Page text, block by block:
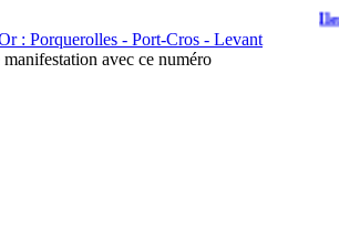
: Porquerolles - Port-Cros - Levant
avec ce numéro